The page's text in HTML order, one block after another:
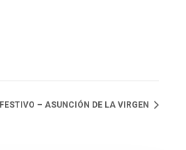
FESTIVO – ASUNCIÓN DE LA VIRGEN